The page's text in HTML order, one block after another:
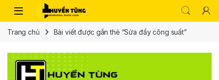
Trang chủ Bài viết được gắn thẻ “Sửa đẩy công suất”